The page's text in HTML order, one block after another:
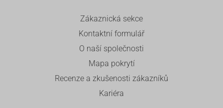
Zákaznická sekce
Kontaktní formulář
O naší společnosti
Mapa pokrytí
Recenze a zkušenosti zákazníků
Kariéra